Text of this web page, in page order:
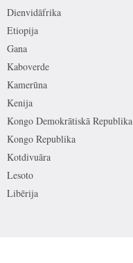
Dienvidāfrika
Etiopija
Gana
Kaboverde
Kamerūna
Kenija
Kongo Demokrātiskā Republika
Kongo Republika
Kotdivuāra
Lesoto
Libērija